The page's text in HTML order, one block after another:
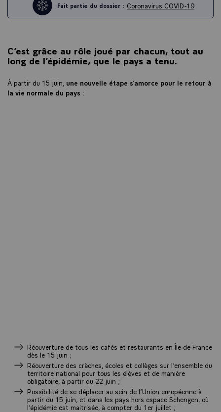
Fait partie du dossier : Coronavirus COVID-19
C’est grâce au rôle joué par chacun, tout au
long de l’épidémie, que le pays a tenu.
À partir du 15 juin, une nouvelle étape s’amorce pour le retour à
la vie normale du pays :
Réouverture de tous les cafés et restaurants en Île-de-France
dès le 15 juin ;
Réouverture des crèches, écoles et collèges sur l’ensemble du
territoire national pour tous les élèves et de manière
obligatoire, à partir du 22 juin ;
Possibilité de se déplacer au sein de l’Union européenne à
partir du 15 juin, et dans les pays hors espace Schengen, où
l’épidémie est maitrisée, à compter du 1er juillet ;